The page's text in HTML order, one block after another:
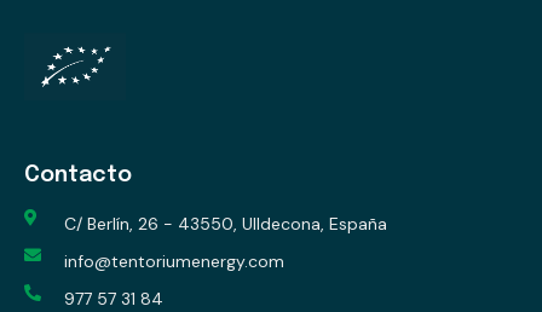
Contacto
C/ Berlín, 26 - 43550, Ulldecona, España
info@tentoriumenergy.com
977 57 31 84